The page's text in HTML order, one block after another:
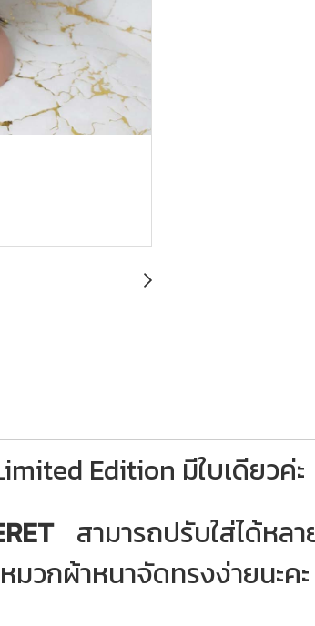
Edition มีใบเดียวค่ะ
สามารถปรับใส่ได้หลา
มวกผ้าหนาจัดทรงง่ายนะ